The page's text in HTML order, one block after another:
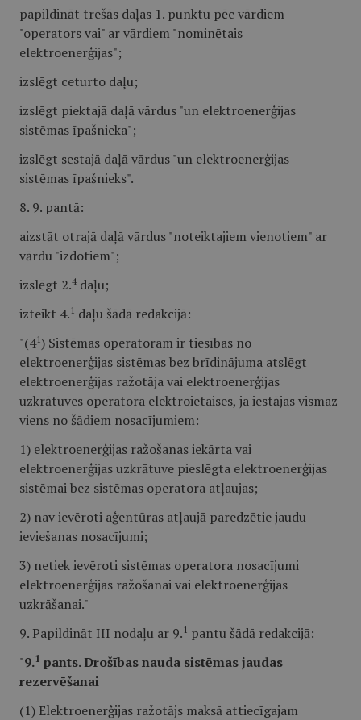
papildināt trešās daļas 1. punktu pēc vārdiem
"operators vai" ar vārdiem "nominētais
elektroenerģijas";
izslēgt ceturto daļu;
izslēgt piektajā daļā vārdus "un elektroenerģijas
sistēmas īpašnieka";
izslēgt sestajā daļā vārdus "un elektroenerģijas
sistēmas īpašnieks".
8. 9. pantā:
aizstāt otrajā daļā vārdus "noteiktajiem vienotiem" ar
vārdu "izdotiem";
izslēgt 2.4daļu;
izteikt 4. 1 daļu šādā redakcijā:
"(41) Sistēmas operatoram ir tiesības no
elektroenerģijas sistēmas bez brīdinājuma atslēgt
elektroenerģijas ražotāja vai elektroenerģijas
uzkrātuves operatora elektroietaises, ja iestājas vismaz
viens no šādiem nosacījumiem:
1) elektroenerģijas ražošanas iekārta vai
elektroenerģijas uzkrātuve pieslēgta elektroenerģijas
sistēmai bez sistēmas operatora atļaujas;
2) nav ievēroti aģentūras atļaujā paredzētie jaudu
ieviešanas nosacījumi;
3) netiek ievēroti sistēmas operatora nosacījumi
elektroenerģijas ražošanai vai elektroenerģijas
uzkrāšanai."
9. Papildināt III nodaļu ar 9. 1 pantu šādā redakcijā:
"9.1 pants. Drošības nauda sistēmas jaudas
rezervēšanai
(1) Elektroenerģijas ražotājs maksā attiecīgajam